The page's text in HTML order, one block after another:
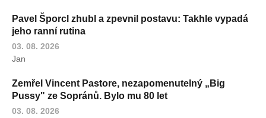
Pavel Šporcl zhubl a zpevnil postavu: Takhle vypadá
jeho ranní rutina
03. 08. 2026
Jan
Zemřel Vincent Pastore, nezapomenutelný „Big
Pussy" ze Sopránů. Bylo mu 80 let
03. 08. 2026